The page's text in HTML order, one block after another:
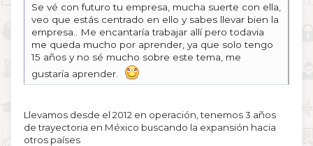
Se vé con futuro tu empresa, mucha suerte con ella,
veo que estás centrado en ello y sabes llevar bien la
empresa.. Me encantaría trabajar allí pero todavia
me queda mucho por aprender, ya que solo tengo
15 años y no sé mucho sobre este tema, me
gustaría aprender.
Llevamos desde el 2012 en operación, tenemos 3 años
de trayectoria en México buscando la expansión hacia
otros países